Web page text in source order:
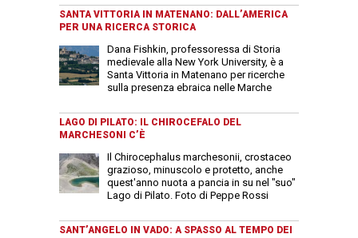
SANTA VITTORIA IN MATENANO: DALL’AMERICA
PER UNA RICERCA STORICA
Dana Fishkin, professoressa di Storia
medievale alla New York University, è a
Santa Vittoria in Matenano per ricerche
sulla presenza ebraica nelle Marche
LAGO DI PILATO: IL CHIROCEFALO DEL
MARCHESONI C’È
Il Chirocephalus marchesonii, crostaceo
grazioso, minuscolo e protetto, anche
quest'anno nuota a pancia in su nel "suo"
Lago di Pilato. Foto di Peppe Rossi
SANT’ANGELO IN VADO: A SPASSO AL TEMPO DEI